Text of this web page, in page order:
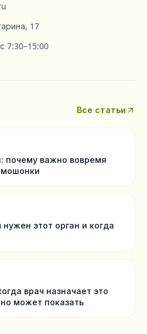
17
7:30–15:00
Все статьи
почему важно вовремя
мошонки
этот орган и когда
врач назначает это
может показать